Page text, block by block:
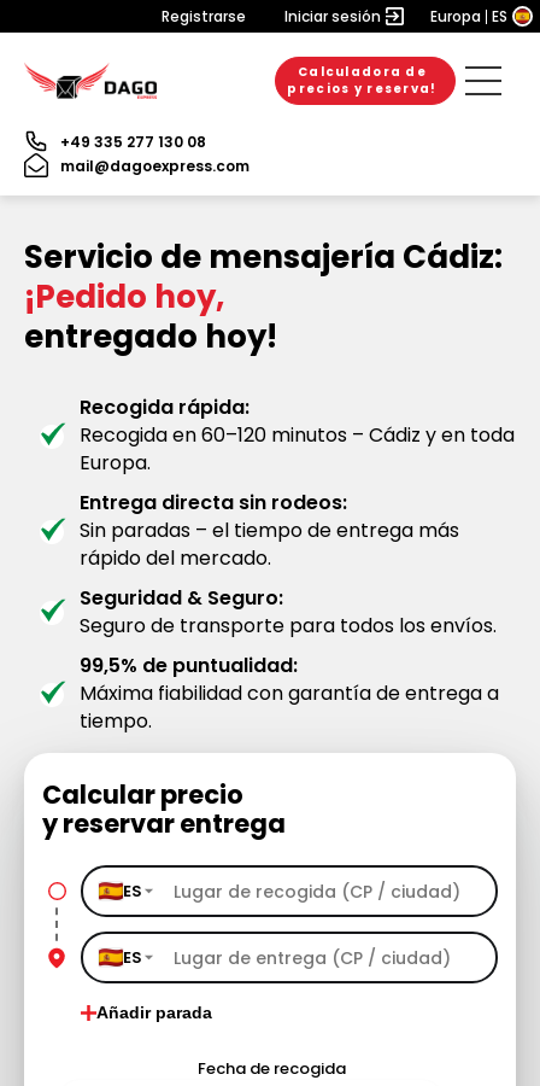
Registrarse Iniciar sesión Europa ES
Calculadora de
precios y reserva!
+49 335 277 130 08
mail@dagoexpress.com
Servicio de mensajería Cádiz:
¡Pedido hoy,
entregado hoy!
Recogida rápida:
Recogida en 60–120 minutos – Cádiz y en toda
Europa.
Entrega directa sin rodeos:
Sin paradas – el tiempo de entrega más
rápido del mercado.
Seguridad & Seguro:
Seguro de transporte para todos los envíos.
99,5% de puntualidad:
Máxima fiabilidad con garantía de entrega a
tiempo.
Calcular precio
y reservar entrega
ES
ES
Añadir parada
Fecha de recogida